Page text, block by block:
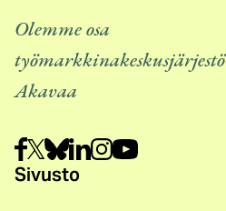
Olemme osa
työmarkkinakeskusjärjestö
Akavaa
Sivusto